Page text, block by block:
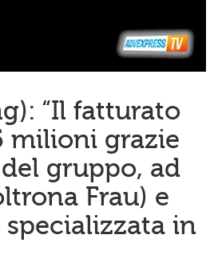
“Il fatturato
milioni grazie
gruppo, ad
Frau) e
in